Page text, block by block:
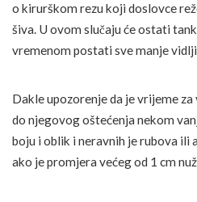
o kirurškom rezu koji doslovce
šiva. U ovom slučaju će ostati
vremenom postati sve manje
Dakle upozorenje da je vrijeme
do njegovog oštećenja nekom
boju i oblik i neravnih je rubova ili
ako je promjera većeg od 1 cm